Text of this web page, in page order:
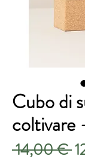
Cubo di
coltivare
14,00 €